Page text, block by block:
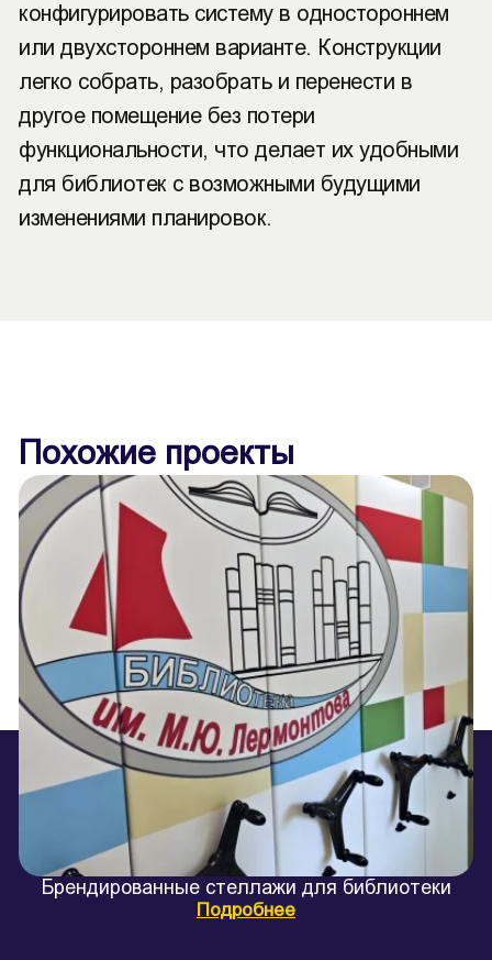
конфигурировать систему в одностороннем
или двухстороннем варианте. Конструкции
легко собрать, разобрать и перенести в
другое помещение без потери
функциональности, что делает их удобными
для библиотек с возможными будущими
изменениями планировок.
Похожие проекты
Брендированные стеллажи для библиотеки
Подробнее